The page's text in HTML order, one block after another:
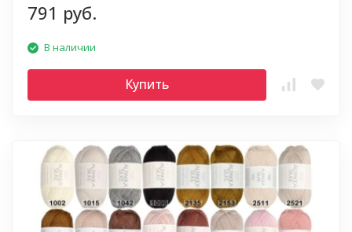
791 руб.
В наличии
Купить